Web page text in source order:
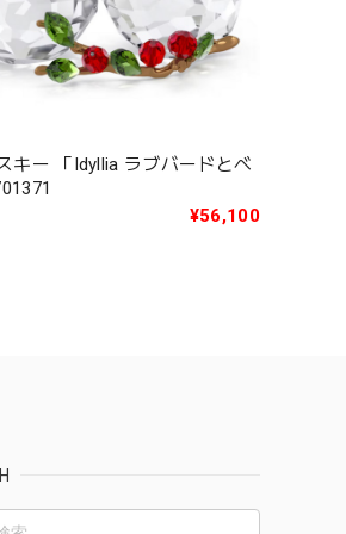
キー 「Idyllia ラブバードとベ
¥56,100